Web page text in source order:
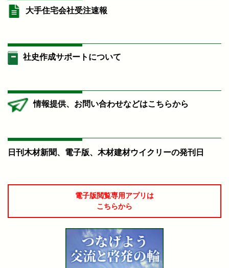
大手住宅会社受注速報
社史作成サポートについて
情報提供、お問い合わせなどはこちらから
日刊木材新聞、電子版、木材建材ウイクリーの発刊日
電子版閲覧専用アプリは
こちらから